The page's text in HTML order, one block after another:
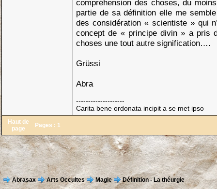
compréhension des choses, du
partie de sa définition elle me
des considération « scientiste » qui
concept de « principe divin » a pris
choses une tout autre signification….
Grüssi
Abra
--------------------
Carita bene ordonata incipit a se met ipso
Haut de
page
Pages : 1
Abrasax Arts Occultes Magie Définition - La théurgie